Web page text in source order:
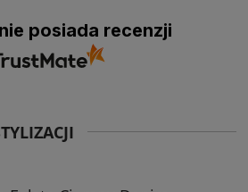
posiada recenzji